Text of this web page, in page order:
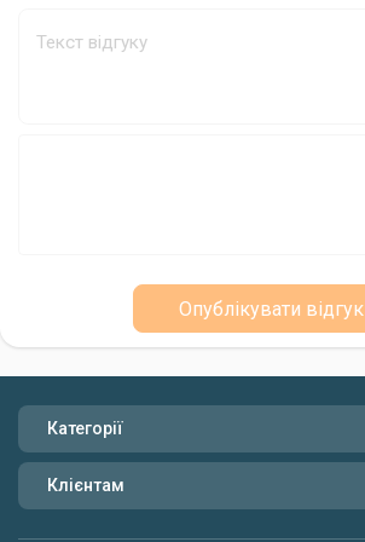
Універсальність
Опублікувати відгук
Категорії
Клієнтам